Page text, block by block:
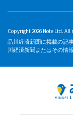
Copyright 2026 Note Ltd. All
品川経済新聞に掲載の記
川経済新聞またはその情